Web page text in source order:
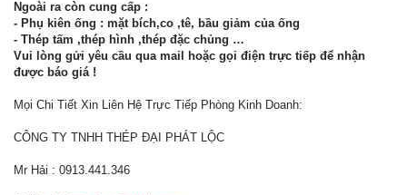
Ngoài ra còn cung cấp :
- Phụ kiên ống : mặt bích,co ,tê, bầu giảm của ống
- Thép tấm ,thép hình ,thép đặc chủng …
Vui lòng gửi yêu cầu qua mail hoặc gọi điện trực tiếp để nhận
được báo giá !
Mọi Chi Tiết Xin Liên Hệ Trực Tiếp Phòng Kinh Doanh:
CÔNG TY TNHH THÉP ĐẠI PHÁT LỘC
Mr Hải : 0913.441.346